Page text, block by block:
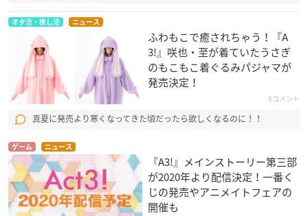
オタ活・推し活 ニュース
ふわもこで癒されちゃう！『A
3!』咲也・至が着ていたうさぎ
のもこもこ着ぐるみパジャマが
発売決定！
6コメント
真夏に発売より寒くなってきた頃だったら欲しくなるのに！！
ゲーム ニュース
『A3!』メインストーリー第三部
が2020年より配信決定！一番く
じの発売やアニメイトフェアの
開催も